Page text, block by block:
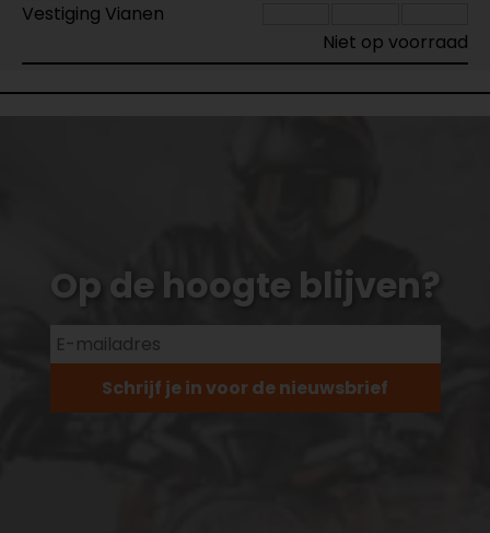
Vestiging Vianen
Niet op voorraad
Op de hoogte blijven?
Schrijf je in voor de nieuwsbrief